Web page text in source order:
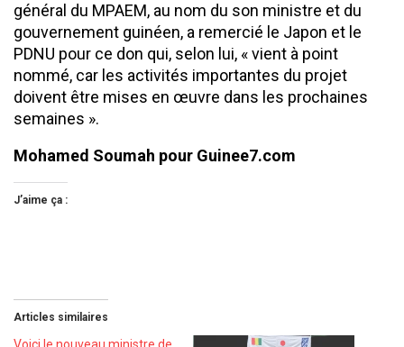
général du MPAEM, au nom du son ministre et du
gouvernement guinéen, a remercié le Japon et le
PDNU pour ce don qui, selon lui, « vient à point
nommé, car les activités importantes du projet
doivent être mises en œuvre dans les prochaines
semaines ».
Mohamed Soumah pour Guinee7.com
J’aime ça :
Articles similaires